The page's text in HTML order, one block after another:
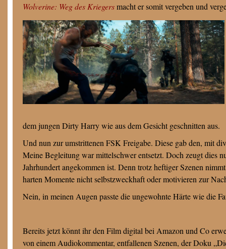
Wolverine: Weg des Kriegersmacht er somit vergeben und
dem jungen Dirty Harry wie aus dem Gesicht geschnitten aus.
Und nun zur umstrittenen FSK Freigabe. Diese gab den, mit
Meine Begleitung war mittelschwer entsetzt. Doch zeugt dies
Jahrhundert angekommen ist. Denn trotz heftiger Szenen
harten Momente nicht selbstzweckhaft oder motivieren zur
Nein, in meinen Augen passte die ungewohnte Härte wie die
Bereits jetzt könnt ihr den Film digital bei Amazon und Co
von einem Audiokommentar, entfallenen Szenen, der Doku